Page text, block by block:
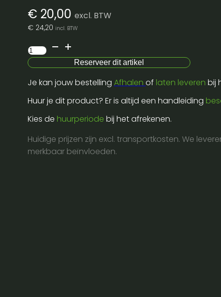
€ 20,00 excl. BTW
€ 24,20 incl. BTW
FOS
Atlas
Tube
aantal
Reserveer dit artikel
Je kan jouw bestelling Afhalen of laten leveren bij
Huur je dit product? Er is altijd een handleiding
Kies de huurperiode bij het afrekenen.
Huidige prijzen zijn excl. transportkosten. We
merkbaar beïnvloeden.